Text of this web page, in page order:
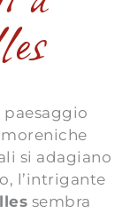
si adagiano
l’intrigante
sembra